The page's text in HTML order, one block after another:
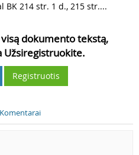
214 str. 1 d., 215 str....
dokumento tekstą,
Užsiregistruokite.
Registruotis
Komentarai